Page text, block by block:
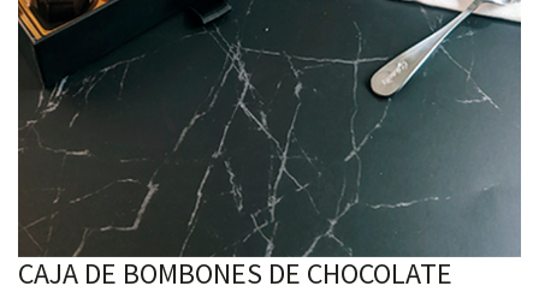
CAJA DE BOMBONES DE CHOCOLATE